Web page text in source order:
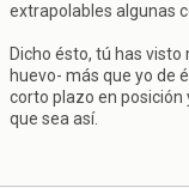
extrapolables algunas
Dicho ésto, tú has
huevo- más que yo de
corto plazo en posición
que sea así.